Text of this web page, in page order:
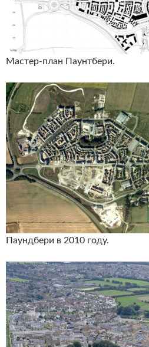
Мастер-план Паунтбери.
Паундбери в 2010 году.